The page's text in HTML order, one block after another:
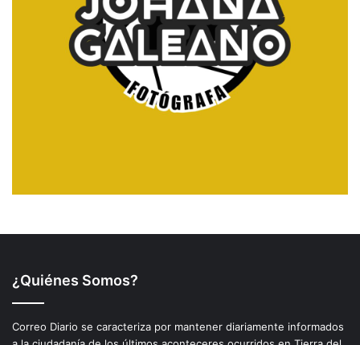
¿Quiénes Somos?
Correo Diario se caracteriza por mantener diariamente informados